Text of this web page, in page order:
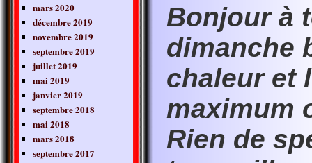
mars 2020
décembre 2019
novembre 2019
septembre 2019
juillet 2019
mai 2019
janvier 2019
septembre 2018
mai 2018
mars 2018
septembre 2017
Bonjour à
dimanche
chaleur et
maximum
Rien de